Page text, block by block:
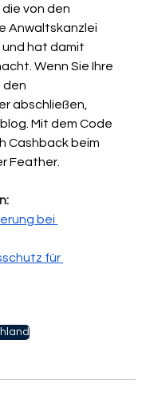
von den
Anwaltskanzlei
und hat damit
Wenn Sie Ihre
den
abschließen,
Mit dem Code
Cashback beim
Feather.
bei
für